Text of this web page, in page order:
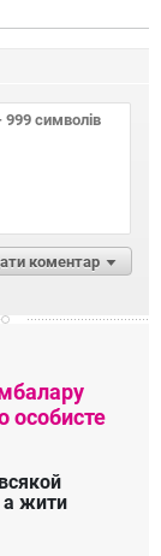
коментар
особисте
а жити